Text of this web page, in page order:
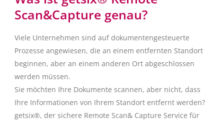
Scan&Capture genau?
Viele Unternehmen sind auf dokumentengesteuerte
Prozesse angewiesen, die an einem entfernten Standort
beginnen, aber an einem anderen Ort abgeschlossen
werden müssen.
Sie möchten Ihre Dokumente scannen, aber nicht, dass
Ihre Informationen von Ihrem Standort entfernt werden?
getsix®, der sichere Remote Scan& Capture Service für